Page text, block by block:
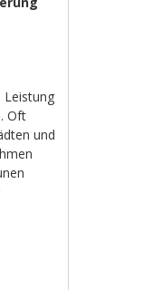
Leistung
Oft
und